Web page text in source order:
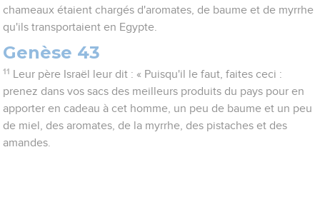
chameaux étaient chargés d'aromates, de baume et de myrrhe
qu'ils transportaient en Egypte.
Genèse 43
11
Leur père Israël leur dit : « Puisqu'il le faut, faites ceci :
prenez dans vos sacs des meilleurs produits du pays pour en
apporter en cadeau à cet homme, un peu de baume et un peu
de miel, des aromates, de la myrrhe, des pistaches et des
amandes.